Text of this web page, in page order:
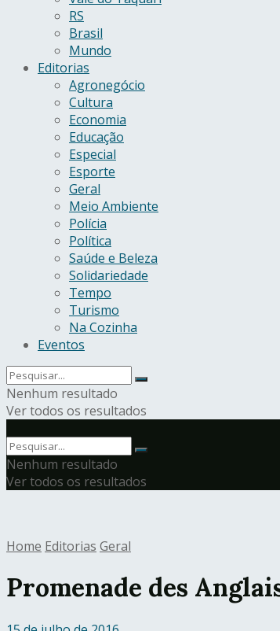
RS
Brasil
Mundo
Editorias
Agronegócio
Cultura
Economia
Educação
Especial
Esporte
Geral
Meio Ambiente
Polícia
Política
Saúde e Beleza
Solidariedade
Tempo
Turismo
Na Cozinha
Eventos
Nenhum resultado
Ver todos os resultados
Nenhum resultado
Ver todos os resultados
Home Editorias Geral
Promenade des